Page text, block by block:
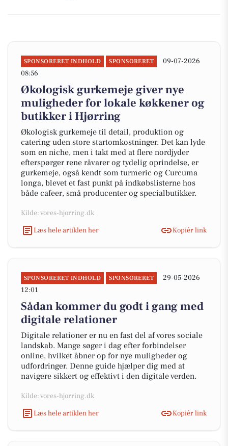
SPONSORERET INDHOLD SPONSORERET
09-07-2026
08:56
Økologisk gurkemeje giver nye
muligheder for lokale køkkener og
butikker i Hjørring
Økologisk gurkemeje til detail, produktion og
catering uden store startomkostninger. Det kan lyde
som en niche, men i takt med at flere nordjyder
efterspørger rene råvarer og tydelig oprindelse, er
gurkemeje, også kendt som turmeric og Curcuma
longa, blevet et fast punkt på indkøbslisterne hos
både cafeer, små producenter og specialbutikker.
Kilde: vores-hjorring.dk
Læs hele artiklen her
Kopiér link
SPONSORERET INDHOLD SPONSORERET
29-05-2026
12:01
Sådan kommer du godt i gang med
digitale relationer
Digitale relationer er nu en fast del af vores sociale
landskab. Mange søger i dag efter forbindelser
online, hvilket åbner op for nye muligheder og
udfordringer. Denne guide hjælper dig med at
navigere sikkert og effektivt i den digitale verden.
Kilde: vores-hjorring.dk
Læs hele artiklen her
Kopiér link